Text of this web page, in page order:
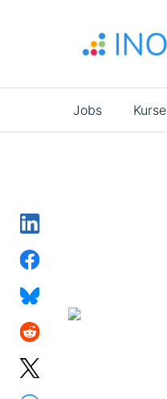
Main
navigation
Jobs Kurse